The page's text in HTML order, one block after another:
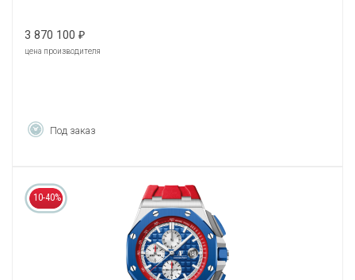
3 870 100 ₽
цена производителя
Под заказ
10-40%